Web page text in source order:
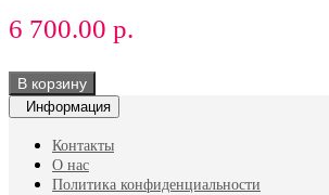
6 700.00 р.
В корзину
Информация
Контакты
О нас
Политика конфиденциальности